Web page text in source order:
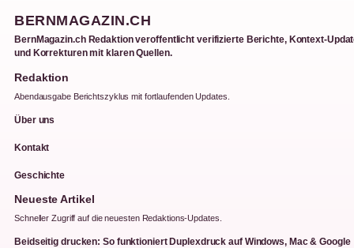
BERNMAGAZIN.CH
BernMagazin.ch Redaktion veroffentlicht verifizierte Berichte, Kontext-
und Korrekturen mit klaren Quellen.
Redaktion
Abendausgabe Berichtszyklus mit fortlaufenden Updates.
Über uns
Kontakt
Geschichte
Neueste Artikel
Schneller Zugriff auf die neuesten Redaktions-Updates.
Beidseitig drucken: So funktioniert Duplexdruck auf Windows, Mac & Google